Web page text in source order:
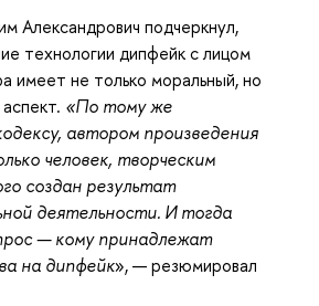
Александрович подчеркнул,
технологии дипфейк с лицом
имеет не только моральный, но
«По тому же
автором произведения
человек, творческим
создан результат
деятельности. И тогда
— кому принадлежат
на дипфейк», — резюмировал